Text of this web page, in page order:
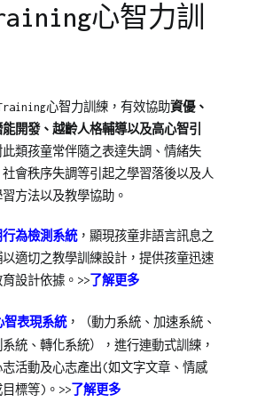
心智力訓
心智力訓練， 有效協助資優、
能開發、 越齡人格輔導以及高心智引
類孩童常伴隨之表達失調 、 情緒失
社會秩序失調等引起之學習落後以及人
方法以及教學協助。
為檢測系統，顯現孩童非語言訊息之
適切之教學訓練設計，提供孩童迅速
設計依據。>>了解更多
智表現系統，（動力系統、加速系統、
統、轉化系統），進行連動式訓練，
活動及心志產出(如文字文章、情感
標等)。>>了解更多